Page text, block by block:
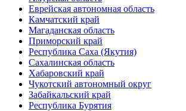
Еврейская автономная область
Камчатский край
Магаданская область
Приморский край
Республика Саха (Якутия)
Сахалинская область
Хабаровский край
Чукотский автономный округ
Забайкальский край
Республика Бурятия